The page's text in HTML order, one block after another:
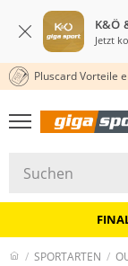
K&Ö
Jetzt
Pluscard Vorteile
GIGASTYLE
SPORTARTEN